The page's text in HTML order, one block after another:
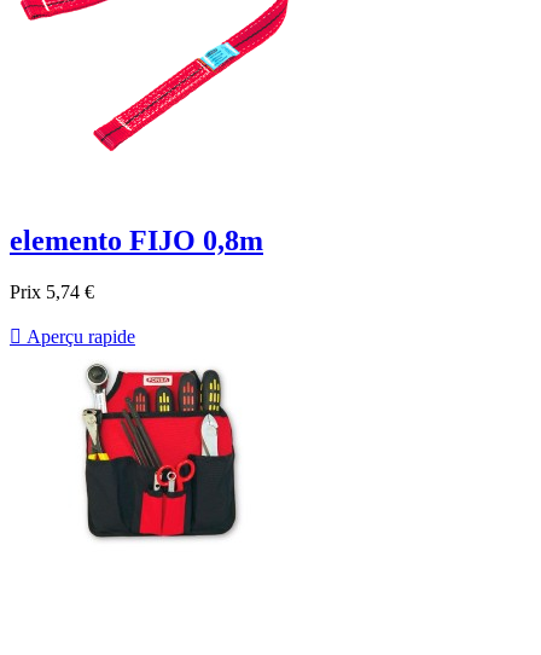
elemento FIJO 0,8m
Prix 5,74 €
 Aperçu rapide